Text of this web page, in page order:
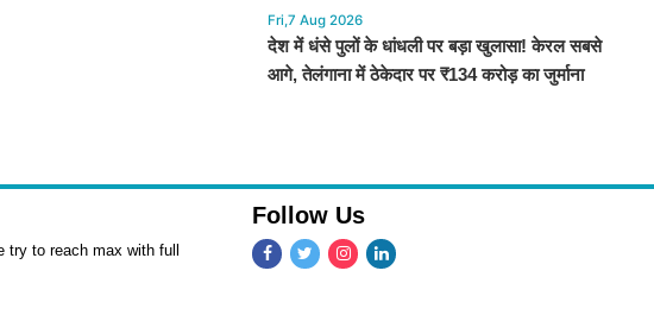
Fri,7 Aug 2026
देश में धंसे पुलों के धांधली पर बड़ा खुलासा! केरल सबसे
आगे, तेलंगाना में ठेकेदार पर ₹134 करोड़ का जुर्माना
to reach max with full
Follow Us